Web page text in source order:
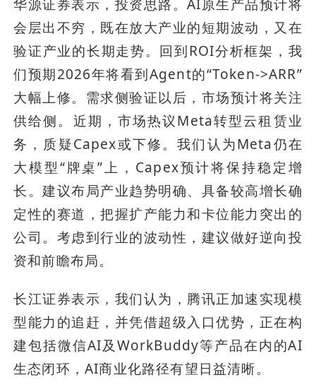
华源证券表示，投资思路。AI原生产品预计将
会层出不穷，既在放大产业的短期波动，又在
验证产业的长期走势。回到ROI分析框架，我
们预期2026年将看到Agent的“Token->ARR”
大幅上修。需求侧验证以后，市场预计将关注
供给侧。近期，市场热议Meta转型云租赁业
务，质疑Capex或下修。我们认为Meta仍在
大模型“牌桌”上，Capex预计将保持稳定增
长。建议布局产业趋势明确、具备较高增长确
定性的赛道，把握扩产能力和卡位能力突出的
公司。考虑到行业的波动性，建议做好逆向投
资和前瞻布局。
长江证券表示，我们认为，腾讯正加速实现模
型能力的追赶，并凭借超级入口优势，正在构
建包括微信AI及WorkBuddy等产品在内的AI
生态闭环，AI商业化路径有望日益清晰。